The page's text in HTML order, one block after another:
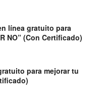
línea gratuito para
NO” (Con Certificado)
para mejorar tu